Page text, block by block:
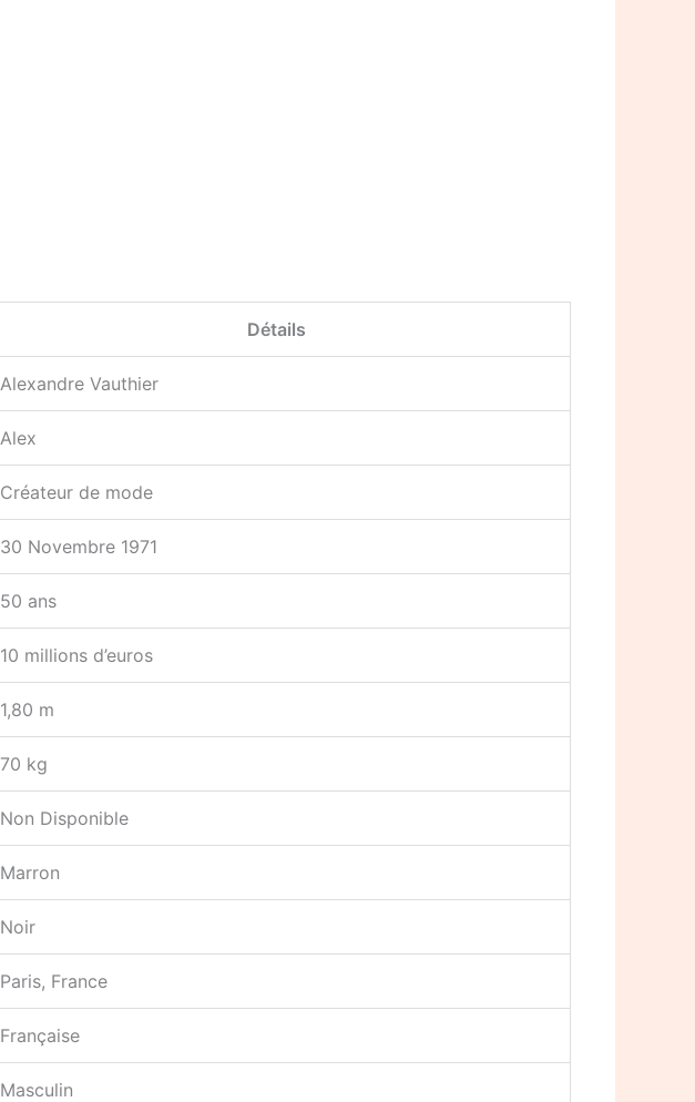
Détails
Alexandre Vauthier
Alex
Créateur de mode
30 Novembre 1971
50 ans
10 millions d’euros
1,80 m
70 kg
Non Disponible
Marron
Noir
Paris, France
Française
Masculin